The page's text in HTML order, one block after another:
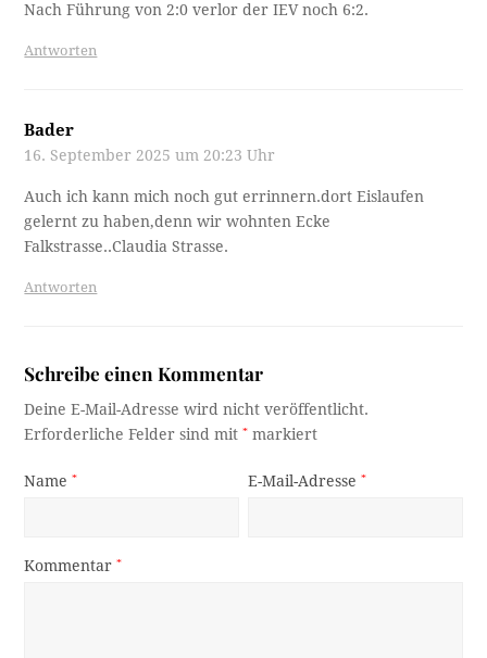
Nach Führung von 2:0 verlor der IEV noch 6:2.
Antworten
Bader
16. September 2025 um 20:23 Uhr
Auch ich kann mich noch gut errinnern.dort Eislaufen
gelernt zu haben,denn wir wohnten Ecke
Falkstrasse..Claudia Strasse.
Antworten
Schreibe einen Kommentar
Deine E-Mail-Adresse wird nicht veröffentlicht.
Erforderliche Felder sind mit* markiert
Name* E-Mail-Adresse*
Kommentar*